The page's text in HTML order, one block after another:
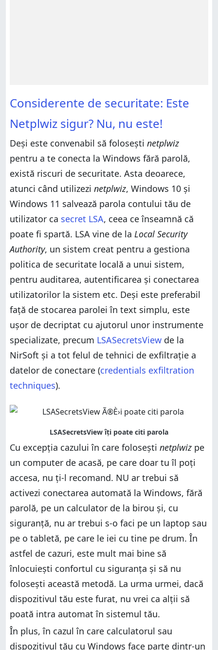
Considerente de securitate: Este
Netplwiz sigur? Nu, nu este!
Deși este convenabil să folosești netplwiz
pentru a te conecta la Windows fără parolă,
există riscuri de securitate. Asta deoarece,
atunci când utilizezi netplwiz, Windows 10 și
Windows 11 salvează parola contului tău de
utilizator ca secret LSA, ceea ce înseamnă că
poate fi spartă. LSA vine de la Local Security
Authority, un sistem creat pentru a gestiona
politica de securitate locală a unui sistem,
pentru auditarea, autentificarea și conectarea
utilizatorilor la sistem etc. Deși este preferabil
față de stocarea parolei în text simplu, este
ușor de decriptat cu ajutorul unor instrumente
specializate, precum LSASecretsView de la
NirSoft și a tot felul de tehnici de exfiltrație a
datelor de conectare (credentials exfiltration
techniques).
Cu excepția cazului în care folosești netplwiz pe
un computer de acasă, pe care doar tu îl poți
accesa, nu ți-l recomand. NU ar trebui să
activezi conectarea automată la Windows, fără
parolă, pe un calculator de la birou și, cu
siguranță, nu ar trebui s-o faci pe un laptop sau
pe o tabletă, pe care le iei cu tine pe drum. În
astfel de cazuri, este mult mai bine să
înlocuiești confortul cu siguranța și să nu
folosești această metodă. La urma urmei, dacă
dispozitivul tău este furat, nu vrei ca alții să
poată intra automat în sistemul tău.
În plus, în cazul în care calculatorul sau
dispozitivul tău cu Windows face parte dintr-un